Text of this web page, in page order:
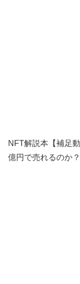
NFT解説本【補足
億円で売れるのか